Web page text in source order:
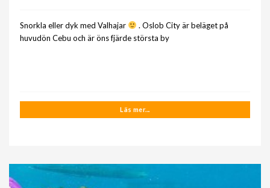
Snorkla eller dyk med Valhajar
. Oslob City är beläget på
huvudön Cebu och är öns fjärde största by
Läs mer...